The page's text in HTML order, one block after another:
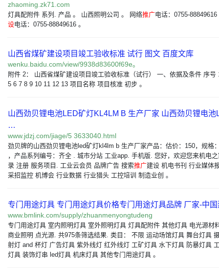
zhaoming.zk71.com
灯具配附件 系列. 产品 。 山西照明公司 。 网络推广电话：0755-88849616
设电话：0755-88849616 。
山西省煤矿建设项目竣工验收标准 试行 图文 百度文库
wenku.baidu.com/view/9938d83600f69e。
附件 2： 山西省煤矿建设项目竣工验收标准（试行） 一、依据及条件 序号
5 6 7 8 9 10 11 12 13 项目名称 项目核准 初步 。
山西劲贝锂电池LED矿灯KL4LM B 生产厂家 山西劲贝锂电池
…
www.jdzj.com/jiage/5 3633040.html
劲贝牌的山西劲贝锂电池led矿灯kl4lm b 生产厂家产品：估价：150，规格
，产品系列编号：齐全 . 城市分站 工业app. 手机版. 您好，欢迎您来机电
录 注册 服务项目. 工业云会员 品牌广告 搜索推广建设 机电书刊 行业媒体
采招监控 机博会 行业数据 行业猎头 工控培训 制造业创 。
专门用途灯具 专门用途灯具价格专门用途灯具品牌 厂家-中
www.bmlink.com/supply/zhuanmenyongtudeng
专门用途灯具 室内照明灯具 室外照明灯具 灯具配附件 其他灯具 电光源材
商业照明 点光源. 共975条筛选结果. 类目： 不限 运动场馆灯具 舞台灯具
射灯 and 杯灯 广告灯具 紫外线灯 红外线灯 工矿灯具 水下灯具 防暴灯具
灯具 装饰灯串 led灯具 机床灯具 其他专门用途灯具 。